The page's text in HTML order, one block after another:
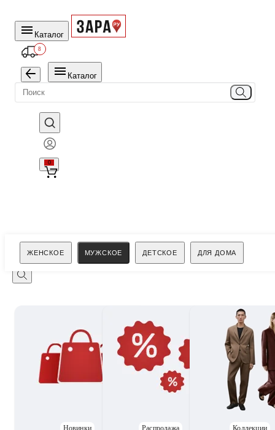
Каталог
8
Каталог
0
ЖЕНСКОЕ МУЖСКОЕ ДЕТСКОЕ ДЛЯ ДОМА
Поиск